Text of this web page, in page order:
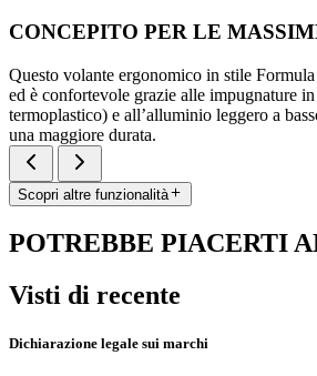
CONCEPITO PER LE
Questo volante ergonomico in stile
ed è confortevole grazie alle impugnature
termoplastico) e all’alluminio leggero a
una maggiore durata.
Scopri altre funzionalità
POTREBBE PIACERTI
Visti di recente
Dichiarazione legale sui marchi